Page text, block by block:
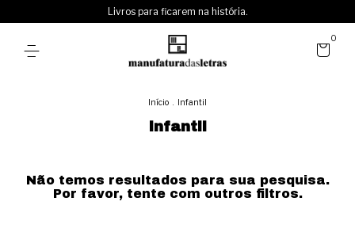
Livros para ficarem na história.
0
Início Infantil
Infantil
Não temos resultados para sua pesquisa.
Por favor, tente com outros filtros.